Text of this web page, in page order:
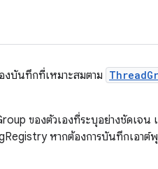
งบันทึกที่เหมาะสมตาม
ของตัวเองที่ระบุอย่างชัดเจน
หากต้องการบันทึกเอาต์